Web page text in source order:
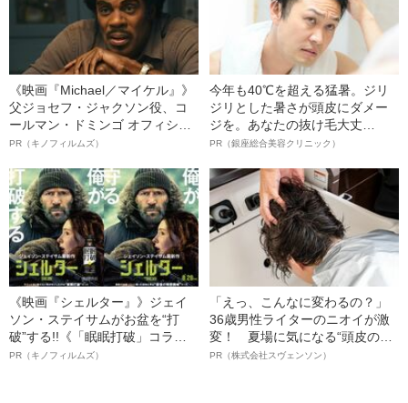
《映画『Michael／マイケル』》
父ジョセフ・ジャクソン役、コ
ールマン・ドミンゴ オフィシャ
ルインタビュー“観客を魅了した
語る”《日本興収70億円突破》
PR（キノフィルムズ）
今年も40℃を超える猛暑。ジリ
ジリとした暑さが頭皮にダメー
ジを。あなたの抜け毛大丈
夫！？
PR（銀座総合美容クリニック）
《映画『シェルター』》ジェイ
ソン・ステイサムがお盆を“打
破”する!!《「眠眠打破」コラ
ボ》
PR（キノフィルムズ）
「えっ、こんなに変わるの？」
36歳男性ライターのニオイが激
変！ 夏場に気になる“頭皮のニ
オイ”や“ベタつき”を解消す
PR（株式会社スヴェンソン）